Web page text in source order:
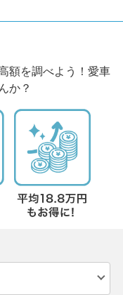
額を調べよう！愛車
か？